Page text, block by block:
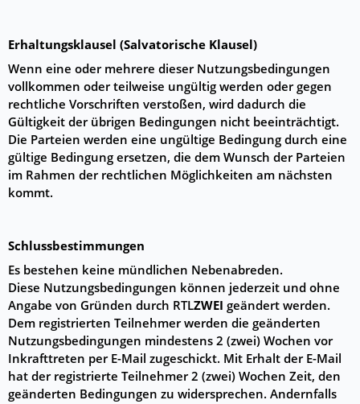
Erhaltungsklausel (Salvatorische Klausel)
Wenn eine oder mehrere dieser Nutzungsbedingungen
vollkommen oder teilweise ungültig werden oder gegen
rechtliche Vorschriften verstoßen, wird dadurch die
Gültigkeit der übrigen Bedingungen nicht beeinträchtigt.
Die Parteien werden eine ungültige Bedingung durch eine
gültige Bedingung ersetzen, die dem Wunsch der Parteien
im Rahmen der rechtlichen Möglichkeiten am nächsten
kommt.
Schlussbestimmungen
Es bestehen keine mündlichen Nebenabreden.
Diese Nutzungsbedingungen können jederzeit und ohne
Angabe von Gründen durch RTLZWEI geändert werden.
Dem registrierten Teilnehmer werden die geänderten
Nutzungsbedingungen mindestens 2 (zwei) Wochen vor
Inkrafttreten per E-Mail zugeschickt. Mit Erhalt der E-Mail
hat der registrierte Teilnehmer 2 (zwei) Wochen Zeit, den
geänderten Bedingungen zu widersprechen. Andernfalls